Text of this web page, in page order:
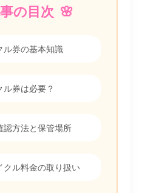
の目次
ル券の基本知識
券は必要？
認方法と保管場所
ル料金の取り扱い